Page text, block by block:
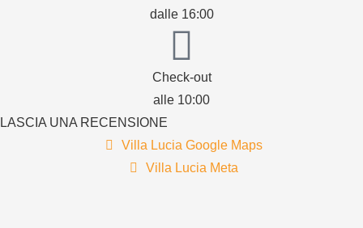
dalle 16:00
Check-out
alle 10:00
LASCIA UNA RECENSIONE
Villa Lucia Google Maps
Villa Lucia Meta